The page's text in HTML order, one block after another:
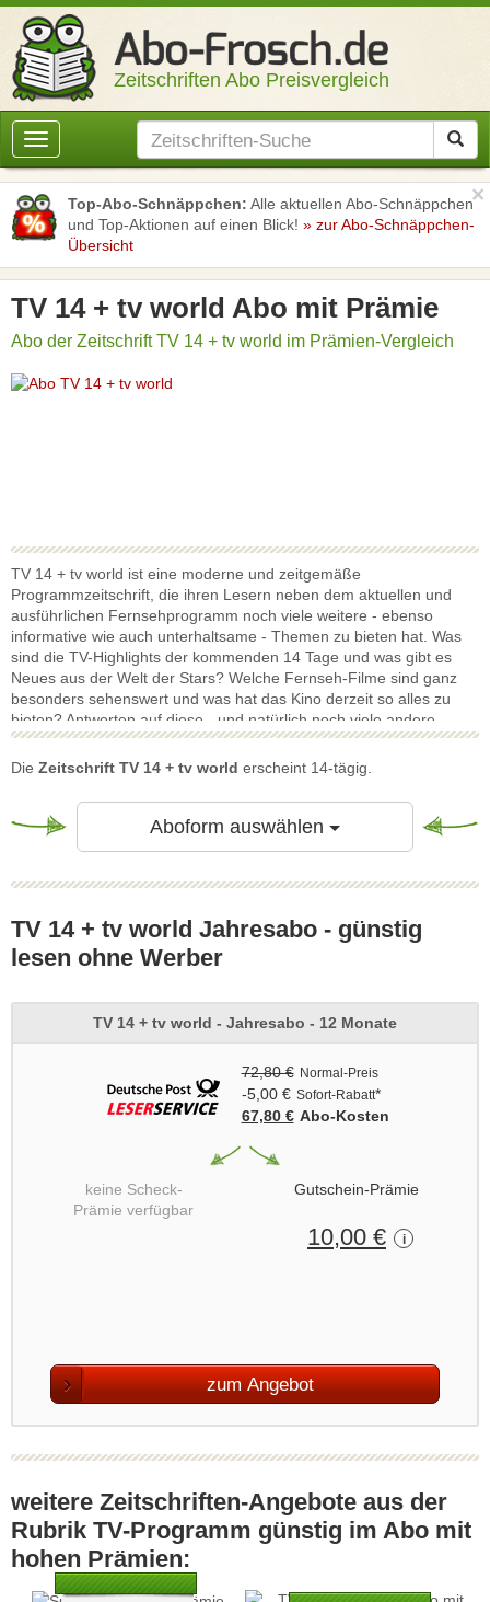
Zeitschriften Abo Preisvergleich
Toggle
navigation
Top-Abo-Schnäppchen: Alle aktuellen Abo-Schnäppchen
und Top-Aktionen auf einen Blick! » zur Abo-Schnäppchen-
Übersicht
×
TV 14 + tv world Abo mit Prämie
Abo der Zeitschrift TV 14 + tv world im Prämien-Vergleich
TV 14 + tv world ist eine moderne und zeitgemäße
Programmzeitschrift, die ihren Lesern neben dem aktuellen und
ausführlichen Fernsehprogramm noch viele weitere - ebenso
informative wie auch unterhaltsame - Themen zu bieten hat. Was
sind die TV-Highlights der kommenden 14 Tage und was gibt es
Neues aus der Welt der Stars? Welche Fernseh-Filme sind ganz
besonders sehenswert und was hat das Kino derzeit so alles zu
bieten? Antworten auf diese - und natürlich noch viele andere
Fragen - finden sich in der Zeitschrift Tv 14 + tv world. Und das ist
noch lange nicht alles: Die Zeitschrift Tv 14 + tv world weiß darüber
hinaus mit einem gekonnten Themen-Mix aus den Bereichen
Wissen, Reisen & Urlaub, Sport & Freizeit, Natur und Ernährung zu
überzeugen. Somit hat die moderne Programmzeitschrift TV 14 + tv
world mit Sicherheit Lesern aller Altersgruppen immer genau das
Zeitschrift TV 14 beiliegt, enthält zusätzlich das Fernsehprogramm
Die Zeitschrift TV 14 + tv world erscheint 14-tägig.
Aboform auswählen Toggle
TV 14 + tv world Jahresabo - günstig
lesen ohne Werber
TV 14 + tv world - Jahresabo - 12 Monate
72,80 € Normal-Preis
-5,00 € Sofort-Rabatt*
67,80 € Abo‑Kosten
keine Scheck-
Prämie verfügbar
Gutschein-Prämie
10,00 € i
zum Angebot
weitere Zeitschriften-Angebote aus der
Rubrik TV-Programm günstig im Abo mit
hohen Prämien: